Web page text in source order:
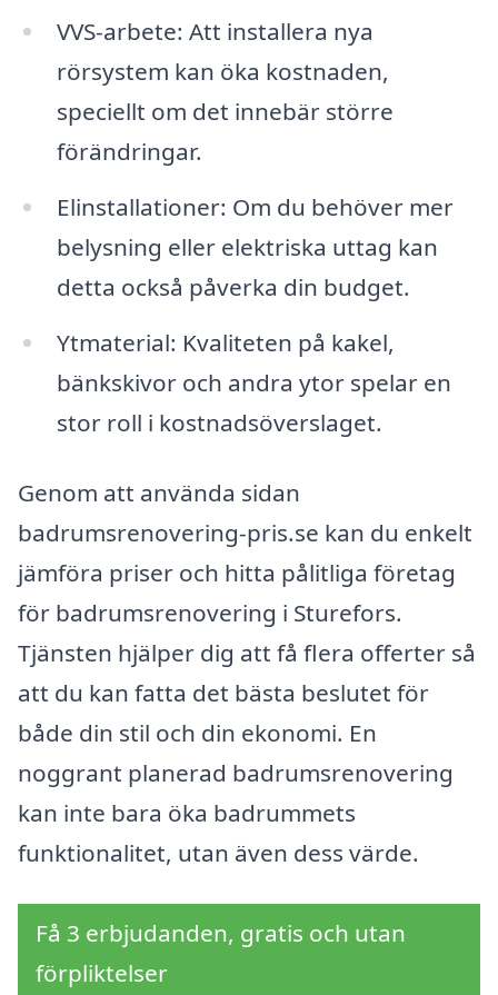
VVS-arbete: Att installera nya
rörsystem kan öka kostnaden,
speciellt om det innebär större
förändringar.
Elinstallationer: Om du behöver mer
belysning eller elektriska uttag kan
detta också påverka din budget.
Ytmaterial: Kvaliteten på kakel,
bänkskivor och andra ytor spelar en
stor roll i kostnadsöverslaget.
Genom att använda sidan
badrumsrenovering-pris.se kan du enkelt
jämföra priser och hitta pålitliga företag
för badrumsrenovering i Sturefors.
Tjänsten hjälper dig att få flera offerter så
att du kan fatta det bästa beslutet för
både din stil och din ekonomi. En
noggrant planerad badrumsrenovering
kan inte bara öka badrummets
funktionalitet, utan även dess värde.
Få 3 erbjudanden, gratis och utan
förpliktelser